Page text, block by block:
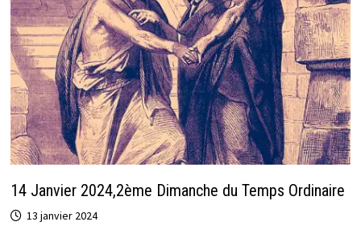
14 Janvier 2024,2ème Dimanche du Temps Ordinaire
13 janvier 2024